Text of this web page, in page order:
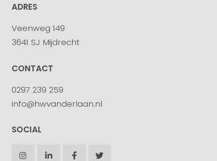
ADRES
Veenweg 149
3641 SJ Mijdrecht
CONTACT
0297 239 259
info@hwvanderlaan.nl
SOCIAL